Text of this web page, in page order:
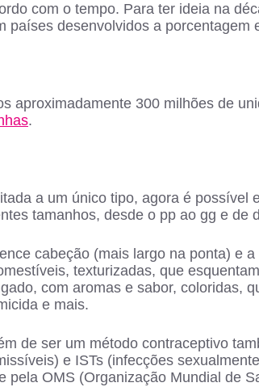
com o tempo. Para ter ideia na
países desenvolvidos a porcentagem
aproximadamente 300 milhões de
.
a um único tipo, agora é possível
tamanhos, desde o pp ao gg e de
cabeção (mais largo na ponta) e
texturizadas, que
com aromas e sabor, coloridas,
e mais.
de ser um método contraceptivo
e ISTs (infecções
pela OMS (Organização Mundial de